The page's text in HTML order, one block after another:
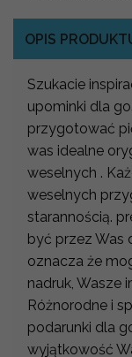
OPIS
Szukacie
upominki dla
przygotować
was idealne
weselnych .
weselnych
starannością.
być przez Was
oznacza że
nadruk, Wasze
Różnorodne i
podarunki dla
wyjątkowość